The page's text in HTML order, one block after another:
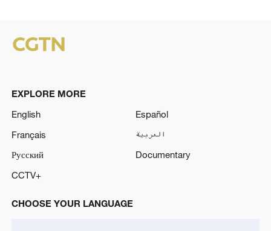
EXPLORE MORE
English
Español
Français
العربية
Русский
Documentary
CCTV+
CHOOSE YOUR LANGUAGE